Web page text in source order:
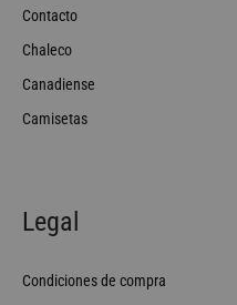
Contacto
Chaleco
Canadiense
Camisetas
Legal
Condiciones de compra